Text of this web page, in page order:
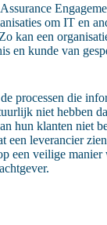
om IT en
kan een
en kunde van
processen die
niet hebben
hun klanten niet
leverancier
een veilige manier